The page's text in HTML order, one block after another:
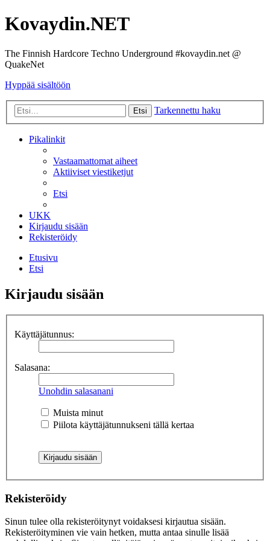
Kovaydin.NET
The Finnish Hardcore Techno Underground #kovaydin.net @
QuakeNet
Hyppää sisältöön
Etsi Tarkennettu haku
Pikalinkit
Vastaamattomat aiheet
Aktiiviset viestiketjut
Etsi
UKK
Kirjaudu sisään
Rekisteröidy
Etusivu
Etsi
Kirjaudu sisään
Käyttäjätunnus:
Salasana:
Unohdin salasanani
Muista minut
Piilota käyttäjätunnukseni tällä kertaa
Rekisteröidy
Sinun tulee olla rekisteröitynyt voidaksesi kirjautua sisään.
Rekisteröityminen vie vain hetken, mutta antaa sinulle lisää